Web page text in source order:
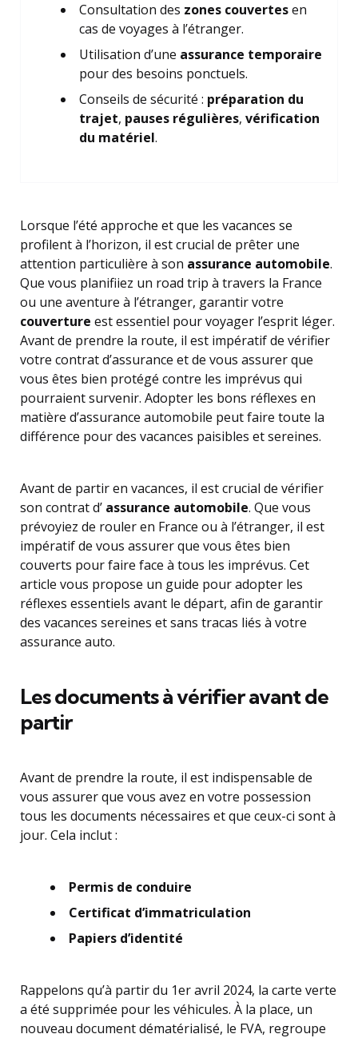
Consultation des zones couvertesen
cas de voyages à l’étranger.
Utilisation d’une assurance temporaire
pour des besoins ponctuels.
Conseils de sécurité : préparation du
trajet, pauses régulières, vérification
du matériel.
Lorsque l’été approche et que les vacances se
profilent à l’horizon, il est crucial de prêter une
attention particulière à son assurance automobile.
Que vous planifiiez un road trip à travers la France
ou une aventure à l’étranger, garantir votre
couverture est essentiel pour voyager l’esprit léger.
Avant de prendre la route, il est impératif de vérifier
votre contrat d’assurance et de vous assurer que
vous êtes bien protégé contre les imprévus qui
pourraient survenir. Adopter les bons réflexes en
matière d’assurance automobile peut faire toute la
différence pour des vacances paisibles et sereines.
Avant de partir en vacances, il est crucial de vérifier
son contrat d’ assurance automobile. Que vous
prévoyiez de rouler en France ou à l’étranger, il est
impératif de vous assurer que vous êtes bien
couverts pour faire face à tous les imprévus. Cet
article vous propose un guide pour adopter les
réflexes essentiels avant le départ, afin de garantir
des vacances sereines et sans tracas liés à votre
assurance auto.
Les documents à vérifier avant de
partir
Avant de prendre la route, il est indispensable de
vous assurer que vous avez en votre possession
tous les documents nécessaires et que ceux-ci sont à
jour. Cela inclut :
Permis de conduire
Certificat d’immatriculation
Papiers d’identité
Rappelons qu’à partir du 1er avril 2024, la carte verte
a été supprimée pour les véhicules. À la place, un
nouveau document dématérialisé, le FVA, regroupe